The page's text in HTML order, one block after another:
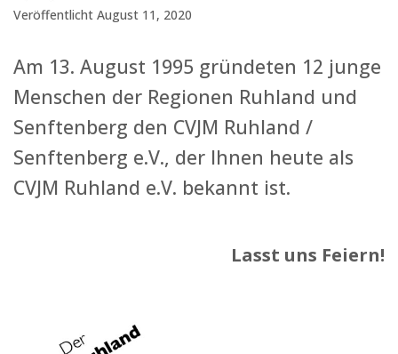
Veröffentlicht August 11, 2020
Am 13. August 1995 gründeten 12 junge
Menschen der Regionen Ruhland und
Senftenberg den CVJM Ruhland /
Senftenberg e.V., der Ihnen heute als
CVJM Ruhland e.V. bekannt ist.
Lasst uns Feiern!